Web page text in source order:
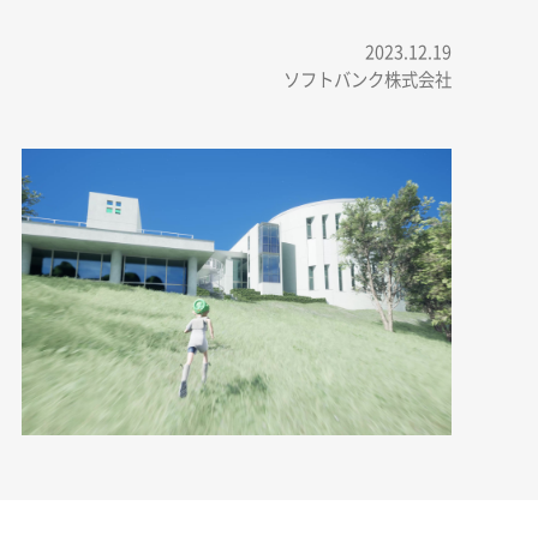
2023.12.19
ソフトバンク株式会社